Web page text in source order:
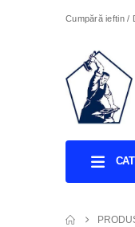
Cumpără ieftin /